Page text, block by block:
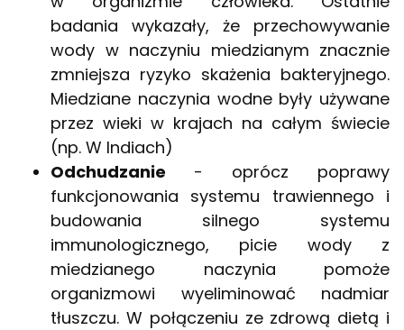
badania wykazały, że przechowywanie
wody w naczyniu miedzianym znacznie
zmniejsza ryzyko skażenia bakteryjnego.
Miedziane naczynia wodne były używane
przez wieki w krajach na całym świecie
(np. W Indiach)
Odchudzanie - oprócz poprawy
funkcjonowania systemu trawiennego i
budowania silnego systemu
immunologicznego, picie wody z
miedzianego naczynia pomoże
organizmowi wyeliminować nadmiar
tłuszczu. W połączeniu ze zdrową dietą i